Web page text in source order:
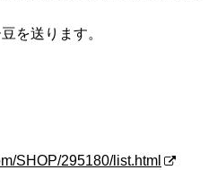
を送ります。
SHOP/295180/list.html